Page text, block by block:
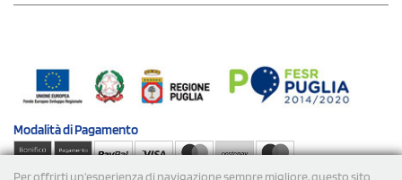
Per offrirti un'esperienza di navigazione sempre migliore, questo sito
Modalità diPagamento